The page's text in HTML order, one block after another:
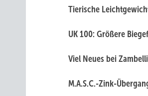
Tierische Le
UK 100: Größere
Viel Neues bei Zambelli
M.A.S.C.-Zink-Über